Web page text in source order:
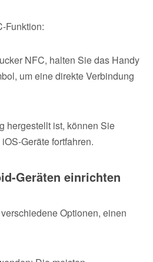
Funktion:
NFC, halten Sie das Handy
um eine direkte Verbindung
hergestellt ist, können Sie
Geräte fortfahren.
Geräten einrichten
Optionen, einen